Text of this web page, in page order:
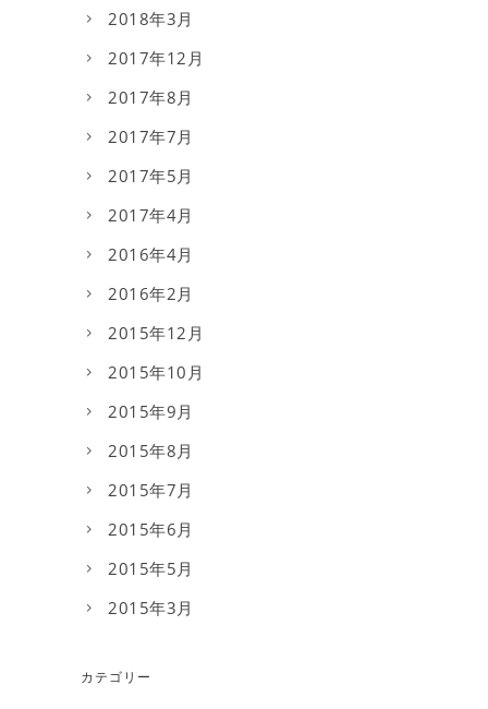
2018年3月
2017年12月
2017年8月
2017年7月
2017年5月
2017年4月
2016年4月
2016年2月
2015年12月
2015年10月
2015年9月
2015年8月
2015年7月
2015年6月
2015年5月
2015年3月
カテゴリー